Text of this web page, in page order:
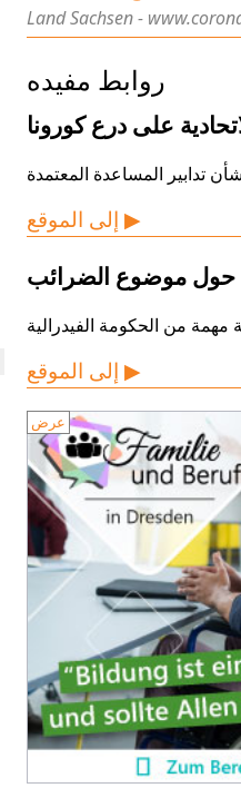
Land Sachsen -
روابط مفيده
على درع كورونا
تدابير المساعدة المعتمدة
إلى الموقع ▶
حول موضوع الضرائب
من الحكومة الفيدرالية
إلى الموقع ▶
عرض